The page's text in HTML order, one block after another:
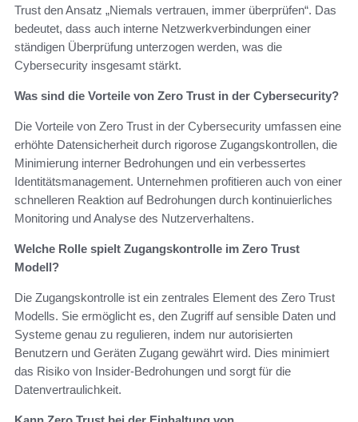
Trust den Ansatz „Niemals vertrauen, immer überprüfen“. Das
bedeutet, dass auch interne Netzwerkverbindungen einer
ständigen Überprüfung unterzogen werden, was die
Cybersecurity insgesamt stärkt.
Was sind die Vorteile von Zero Trust in der Cybersecurity?
Die Vorteile von Zero Trust in der Cybersecurity umfassen eine
erhöhte Datensicherheit durch rigorose Zugangskontrollen, die
Minimierung interner Bedrohungen und ein verbessertes
Identitätsmanagement. Unternehmen profitieren auch von einer
schnelleren Reaktion auf Bedrohungen durch kontinuierliches
Monitoring und Analyse des Nutzerverhaltens.
Welche Rolle spielt Zugangskontrolle im Zero Trust
Modell?
Die Zugangskontrolle ist ein zentrales Element des Zero Trust
Modells. Sie ermöglicht es, den Zugriff auf sensible Daten und
Systeme genau zu regulieren, indem nur autorisierten
Benutzern und Geräten Zugang gewährt wird. Dies minimiert
das Risiko von Insider-Bedrohungen und sorgt für die
Datenvertraulichkeit.